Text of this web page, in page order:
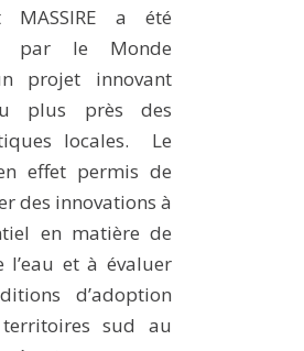
MASSIRE a été
par le Monde
projet innovant
plus près des
locales. Le
effet permis de
des innovations à
en matière de
l’eau et à évaluer
d’adoption
sud au